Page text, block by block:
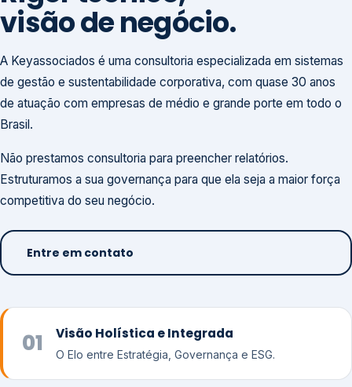
visão de negócio.
A Keyassociados é uma consultoria especializada em sistemas
de gestão e sustentabilidade corporativa, com quase 30 anos
de atuação com empresas de médio e grande porte em todo o
Brasil.
Não prestamos consultoria para preencher relatórios.
Estruturamos a sua governança para que ela seja a maior força
competitiva do seu negócio.
Entre em contato
01 Visão Holística e Integrada
O Elo entre Estratégia, Governança e ESG.